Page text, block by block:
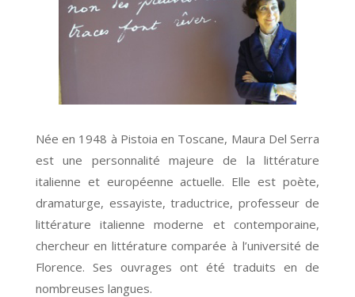
Née en 1948 à Pistoia en Toscane, Maura Del Serra
est une personnalité majeure de la littérature
italienne et européenne actuelle. Elle est poète,
dramaturge, essayiste, traductrice, professeur de
littérature italienne moderne et contemporaine,
chercheur en littérature comparée à l’université de
Florence. Ses ouvrages ont été traduits en de
nombreuses langues.